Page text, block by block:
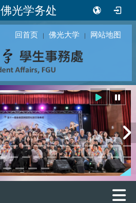
佛光学务处
回首页 ｜ 佛光大学 ｜ 网站地图